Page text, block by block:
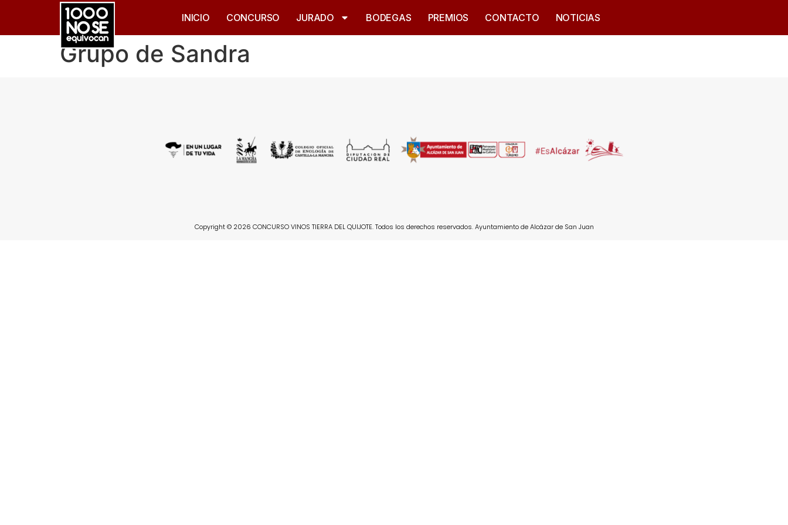
INICIO CONCURSO JURADO BODEGAS PREMIOS CONTACTO NOTICIAS
Grupo de Sandra
Copyright © 2026 CONCURSO VINOS TIERRA DEL QUIJOTE. Todos los derechos reservados. Ayuntamiento de Alcázar de San Juan